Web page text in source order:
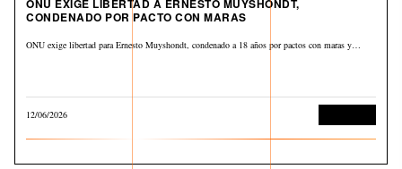
ONU EXIGE LIBERTAD A ERNESTO MUYSHONDT,
CONDENADO POR PACTO CON MARAS
ONU exige libertad para Ernesto Muyshondt, condenado a 18 años por pactos con maras y…
12/06/2026